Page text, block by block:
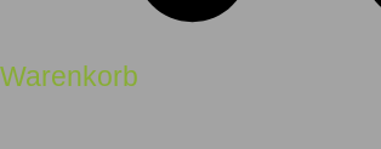
Warenkorb